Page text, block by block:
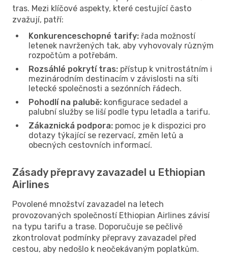
tras. Mezi klíčové aspekty, které cestující často
zvažují, patří:
Konkurenceschopné tarify: řada možností
letenek navržených tak, aby vyhovovaly různým
rozpočtům a potřebám.
Rozsáhlé pokrytí tras: přístup k vnitrostátním i
mezinárodním destinacím v závislosti na síti
letecké společnosti a sezónních řádech.
Pohodlí na palubě: konfigurace sedadel a
palubní služby se liší podle typu letadla a tarifu.
Zákaznická podpora: pomoc je k dispozici pro
dotazy týkající se rezervací, změn letů a
obecných cestovních informací.
Zásady přepravy zavazadel u Ethiopian
Airlines
Povolené množství zavazadel na letech
provozovaných společností Ethiopian Airlines závisí
na typu tarifu a trase. Doporučuje se pečlivě
zkontrolovat podmínky přepravy zavazadel před
cestou, aby nedošlo k neočekávaným poplatkům.